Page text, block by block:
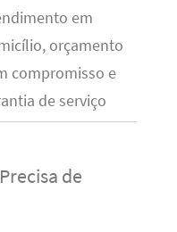
em
orçamento
compromisso e
de serviço
de